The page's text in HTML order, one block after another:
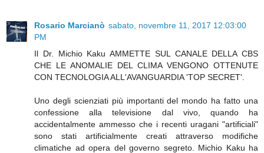
Rosario Marcianò sabato, novembre 11, 2017 12:03:00
PM
Il Dr. Michio Kaku AMMETTE SUL CANALE DELLA CBS
CHE LE ANOMALIE DEL CLIMA VENGONO OTTENUTE
CON TECNOLOGIA ALL'AVANGUARDIA 'TOP SECRET'.
Uno degli scienziati più importanti del mondo ha fatto una
confessione alla televisione dal vivo, quando ha
accidentalmente ammesso che i recenti uragani "artificiali"
sono stati artificialmente creati attraverso modifiche
climatiche ad opera del governo segreto. Michio Kaku ha